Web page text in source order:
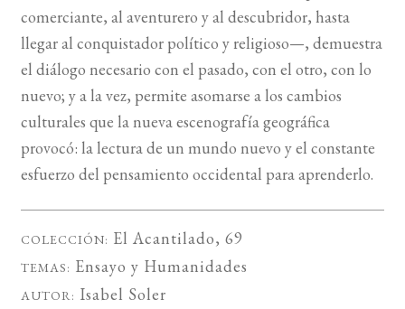
comerciante, al aventurero y al descubridor, hasta
llegar al conquistador político y religioso—, demuestra
el diálogo necesario con el pasado, con el otro, con lo
nuevo; y a la vez, permite asomarse a los cambios
culturales que la nueva escenografía geográfica
provocó: la lectura de un mundo nuevo y el constante
esfuerzo del pensamiento occidental para aprenderlo.
COLECCIÓN: El Acantilado, 69
TEMAS: Ensayo y Humanidades
AUTOR: Isabel Soler